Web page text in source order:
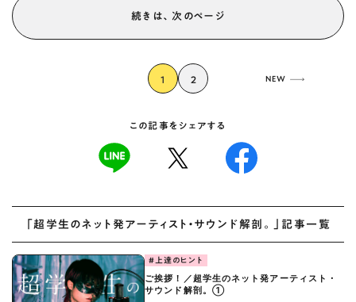
続きは、次のページ
1 2 NEW
この記事をシェアする
「超学生のネット発アーティスト・サウンド解剖。」記事一覧
#上達のヒント
ご挨拶！／超学生のネット発アーティスト・
サウンド解剖。①